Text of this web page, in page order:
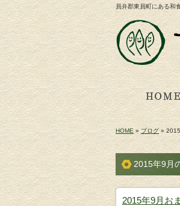
員弁郡東員町にある和
HOME » ブログ »
2015年9月
2015年9月お